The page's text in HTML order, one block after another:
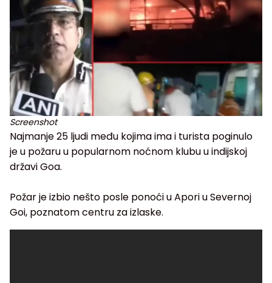
Screenshot
Najmanje 25 ljudi među kojima ima i turista poginulo
je u požaru u popularnom noćnom klubu u indijskoj
državi Goa.
Požar je izbio nešto posle ponoći u Apori u Severnoj
Goi, poznatom centru za izlaske.